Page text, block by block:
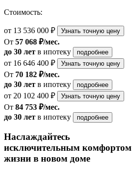
Стоимость:
от 13 536 000 ₽ Узнать точную цену
От 57 068 ₽/мес.
до 30 лет в ипотеку подробнее
от 16 646 400 ₽ Узнать точную цену
От 70 182 ₽/мес.
до 30 лет в ипотеку подробнее
от 20 102 400 ₽ Узнать точную цену
От 84 753 ₽/мес.
до 30 лет в ипотеку подробнее
Наслаждайтесь
исключительным комфортом
жизни в новом доме